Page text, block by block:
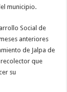
municipio.
Social de
anteriores
de Jalpa de
que
su